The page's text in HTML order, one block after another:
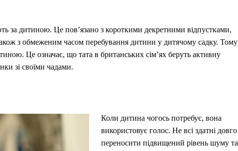
за дитиною. Це пов’язано з короткими декретними відпустками,
з обмеженим часом перебування дитини у дитячому садку. Тому
Це означає, що тата в британських сім’ях беруть активну
зі своїми чадами.
Коли дитина чогось потребує, вона
використовує голос. Не всі здатні довго
переносити підвищений рівень шуму та